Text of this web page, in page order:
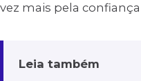
vez mais pela
Leia também